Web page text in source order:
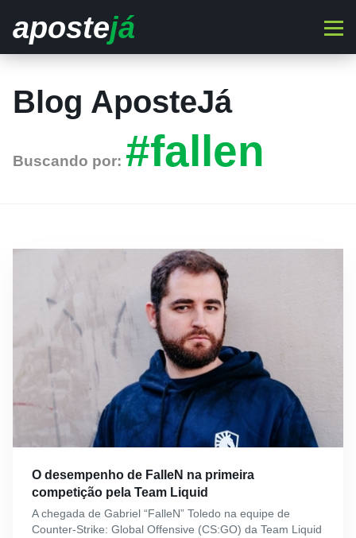
apostejá
Blog AposteJá
Buscando por: #fallen
O desempenho de FalleN na primeira
competição pela Team Liquid
A chegada de Gabriel “FalleN” Toledo na equipe de
Counter-Strike: Global Offensive (CS:GO) da Team Liquid